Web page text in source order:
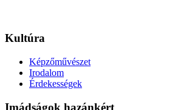
Kultúra
Képzőművészet
Irodalom
Érdekességek
Imádságok hazánkért